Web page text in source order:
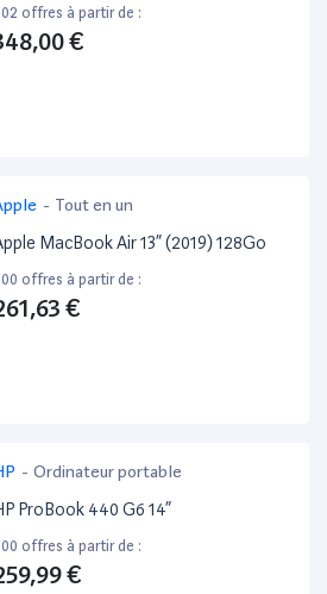
offres à partir de :
€
- Tout en un
MacBook Air 13” (2019) 128Go
offres à partir de :
€
- Ordinateur portable
ProBook 440 G6 14”
offres à partir de :
€